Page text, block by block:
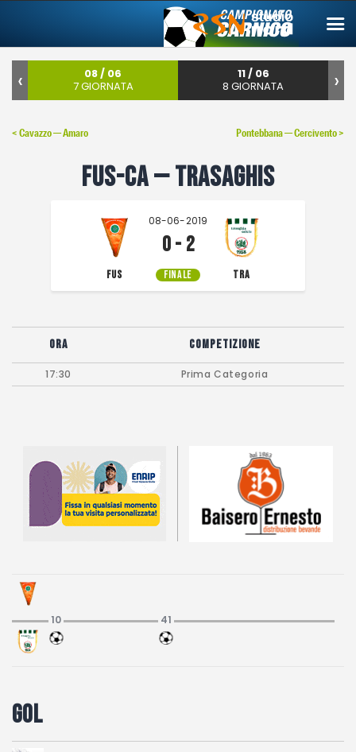
Coppa Carnia
Albo d’oro
Partita Party
Supercoppa
ERREA Cup
Squadre
News
Migliori
Albo d’oro
08 / 06
7 GIORNATA
11 / 06
8 GIORNATA
‹ ›
< Cavazzo — Amaro Pontebbana — Cercivento >
Fus-Ca — Trasaghis
08-06-2019
0 - 2
FINALE
FUS TRA
Ora Competizione
17:30 Prima Categoria
10 41
Gol